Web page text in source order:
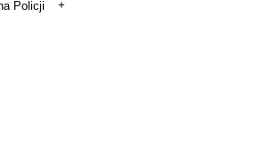
Policji